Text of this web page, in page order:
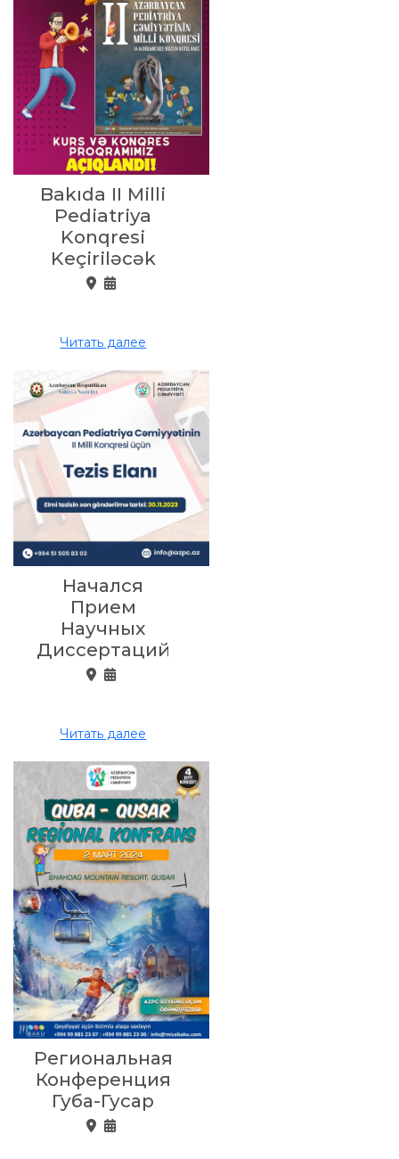
Bakıda II Milli
Pediatriya
Konqresi
Keçiriləcək
Читать далее
Начался
Прием
Научных
Диссертаций
Читать далее
Региональная
Конференция
Губа-Гусар